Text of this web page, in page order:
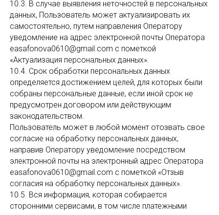
10.3. В случае выявления неточностей в персональных
данных, Пользователь может актуализировать их
самостоятельно, путем направления Оператору
уведомление на адрес электронной почты Оператора
easafonova0610@gmail.com с пометкой
«Актуализация персональных данных».
10.4. Срок обработки персональных данных
определяется достижением целей, для которых были
собраны персональные данные, если иной срок не
предусмотрен договором или действующим
законодательством.
Пользователь может в любой момент отозвать свое
согласие на обработку персональных данных,
направив Оператору уведомление посредством
электронной почты на электронный адрес Оператора
easafonova0610@gmail.com с пометкой «Отзыв
согласия на обработку персональных данных».
10.5. Вся информация, которая собирается
сторонними сервисами, в том числе платежными